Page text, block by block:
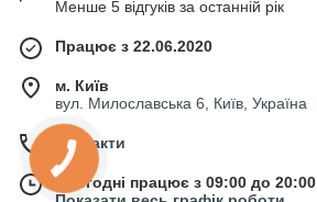
Менше 5 відгуків за останній рік
Працює з 22.06.2020
м. Київ
вул. Милославська 6, Київ, Україна
Контакти
Сьогодні працює з 09:00 до 20:00